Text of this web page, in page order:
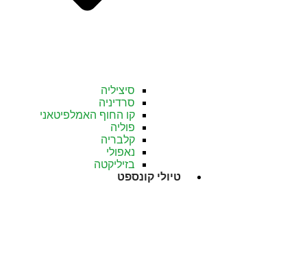
סיציליה
סרדיניה
קו החוף האמלפיטאני
פוליה
קלבריה
נאפולי
בזיליקטה
טיולי קונספט